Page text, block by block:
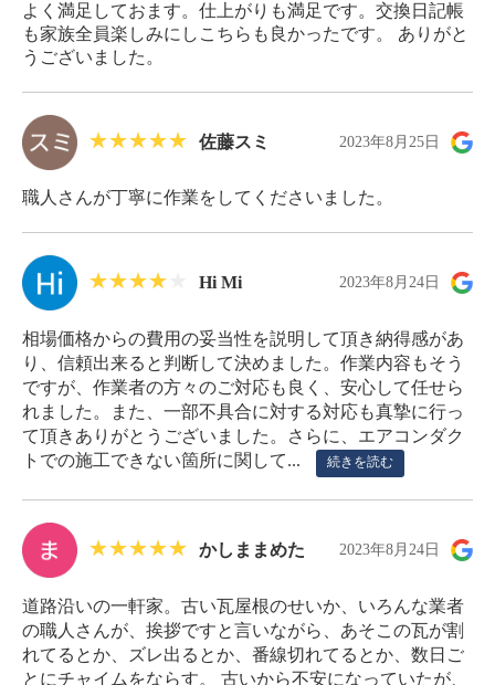
よく満足しておます。仕上がりも満足です。交換日記帳
も家族全員楽しみにしこちらも良かったです。 ありがと
うございました。
佐藤スミ 2023年8月25日
職人さんが丁寧に作業をしてくださいました。
Hi Mi 2023年8月24日
相場価格からの費用の妥当性を説明して頂き納得感があ
り、信頼出来ると判断して決めました。作業内容もそう
ですが、作業者の方々のご対応も良く、安心して任せら
れました。また、一部不具合に対する対応も真摯に行っ
て頂きありがとうございました。さらに、エアコンダク
トでの施工できない箇所に関して...
続きを読む
かしままめた 2023年8月24日
道路沿いの一軒家。古い瓦屋根のせいか、いろんな業者
の職人さんが、挨拶ですと言いながら、あそこの瓦が割
れてるとか、ズレ出るとか、番線切れてるとか、数日ご
とにチャイムをならす。 古いから不安になっていたが、